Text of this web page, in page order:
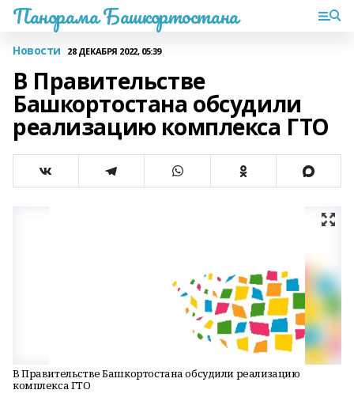
Панорама Башкортостана
Новости 28 ДЕКАБРЯ 2022, 05:39
В Правительстве
Башкортостана обсудили
реализацию комплекса ГТО
В Правительстве Башкортостана обсудили реализацию
комплекса ГТО